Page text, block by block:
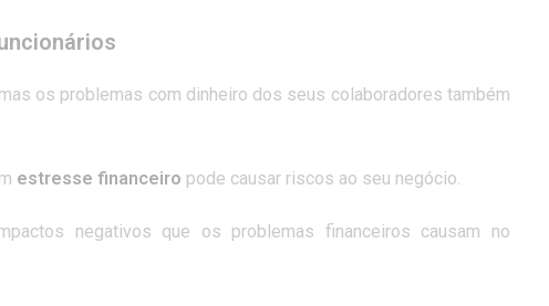
os problemas com dinheiro dos seus colaboradores também
estresse financeiro pode causar riscos ao seu negócio.
negativos que os problemas financeiros causam no